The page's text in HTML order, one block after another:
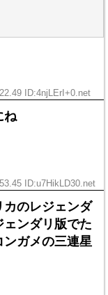
ID:4njLErI+0.net
ね
ID:u7HikLD30.net
カのレジェンダ
ェンダリ版でた
ンガメの三連星